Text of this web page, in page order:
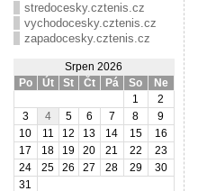
stredocesky.cztenis.cz
vychodocesky.cztenis.cz
zapadocesky.cztenis.cz
Srpen 2026
Po
Út St Čt Pá So Ne
1
2
3
4 5 6 7 8
9
10
11 12 13 14 15
16
17
18 19 20 21 22
23
24
25 26 27 28 29
30
31